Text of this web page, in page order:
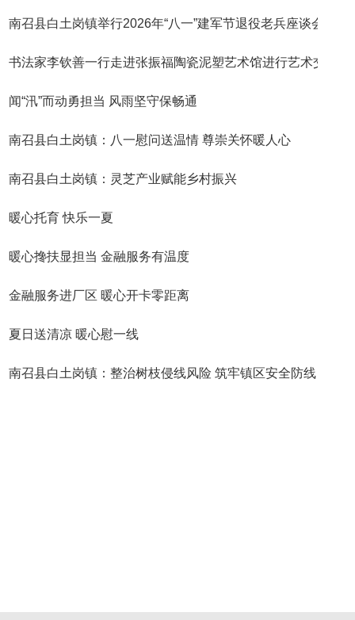
南召县白土岗镇举行2026年“八一”建军节退役老兵座谈会
书法家李钦善一行走进张振福陶瓷泥塑艺术馆进行艺术交流活
闻“汛”而动勇担当 风雨坚守保畅通
南召县白土岗镇：八一慰问送温情 尊崇关怀暖人心
南召县白土岗镇：灵芝产业赋能乡村振兴
暖心托育 快乐一夏
暖心搀扶显担当 金融服务有温度
金融服务进厂区 暖心开卡零距离
夏日送清凉 暖心慰一线
南召县白土岗镇：整治树枝侵线风险 筑牢镇区安全防线